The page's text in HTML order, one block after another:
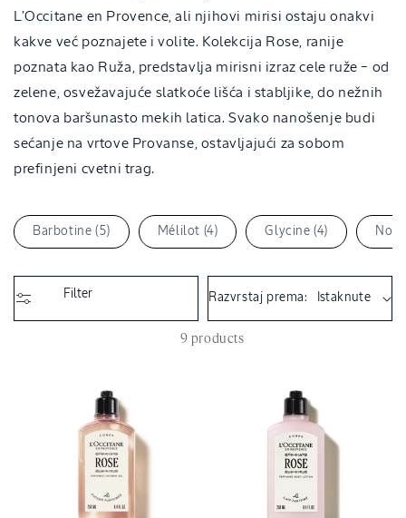
e
c
:
L’Occitane en Provence, ali njihovi mirisi ostaju onakvi
kakve već poznajete i volite. Kolekcija Rose, ranije
poznata kao Ruža, predstavlja mirisni izraz cele ruže – od
zelene, osvežavajuće slatkoće lišća i stabljike, do nežnih
tonova baršunasto mekih latica. Svako nanošenje budi
sećanje na vrtove Provanse, ostavljajući za sobom
prefinjeni cvetni trag.
Barbotine (5) Mélilot (4) Glycine (4)
Filter Razvrstaj prema:
9 products